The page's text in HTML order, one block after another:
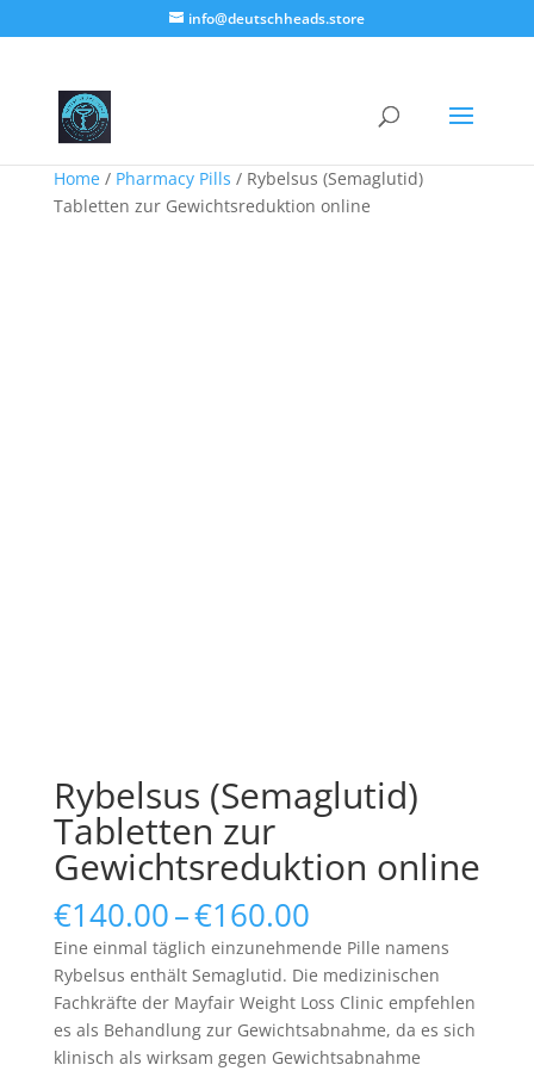
info@deutschheads.store
Home/ Pharmacy Pills / Rybelsus (Semaglutid)
Tabletten zur Gewichtsreduktion online
Rybelsus (Semaglutid)
Tabletten zur
Gewichtsreduktion online
€140.00–€160.00Price
range:
€140.00
through
€160.00
Eine einmal täglich einzunehmende Pille namens
Rybelsus enthält Semaglutid. Die medizinischen
Fachkräfte der Mayfair Weight Loss Clinic empfehlen
es als Behandlung zur Gewichtsabnahme, da es sich
klinisch als wirksam gegen Gewichtsabnahme